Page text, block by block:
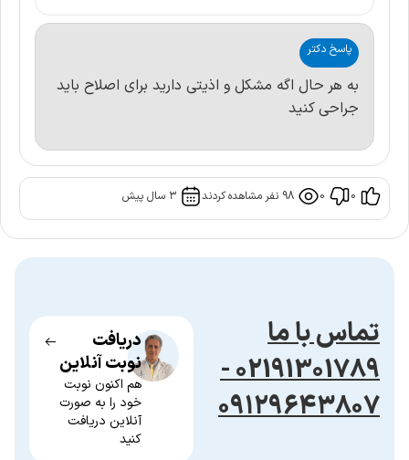
پاسخ دکتر
به هر حال اگه مشکل و اذیتی دارید برای اصلاح باید
جراحی کنید
0
0
98 نفر مشاهده کردند ۳ سال پیش
تماس با ما
02191301789 -
۰۹۱۲۹۶۴۳۸۰۷
دریافت
نوبت آنلاین
هم اکنون نوبت
خود را به صورت
آنلاین دریافت
کنید